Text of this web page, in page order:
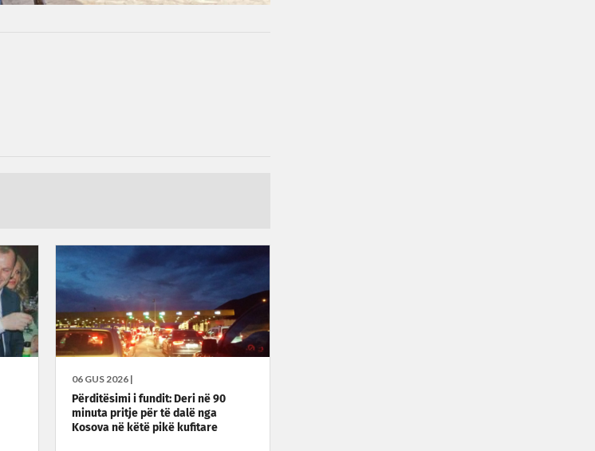
06 GUS 2026 |
Përditësimi i fundit: Deri në 90
minuta pritje për të dalë nga
Kosova në këtë pikë kufitare